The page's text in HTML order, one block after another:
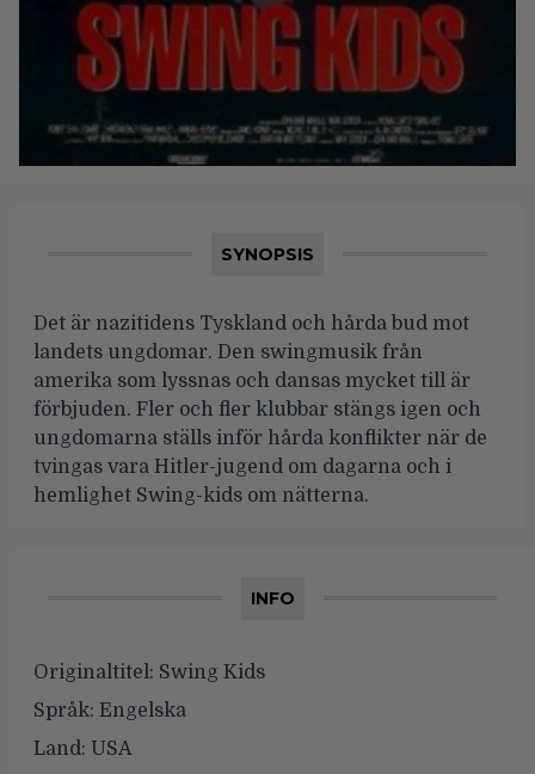
SYNOPSIS
Det är nazitidens Tyskland och hårda bud mot
landets ungdomar. Den swingmusik från
amerika som lyssnas och dansas mycket till är
förbjuden. Fler och fler klubbar stängs igen och
ungdomarna ställs inför hårda konflikter när de
tvingas vara Hitler-jugend om dagarna och i
hemlighet Swing-kids om nätterna.
INFO
Originaltitel: Swing Kids
Språk: Engelska
Land: USA